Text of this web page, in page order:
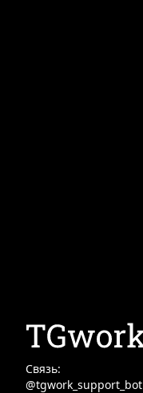
Связь:
@tgwork_support_bot